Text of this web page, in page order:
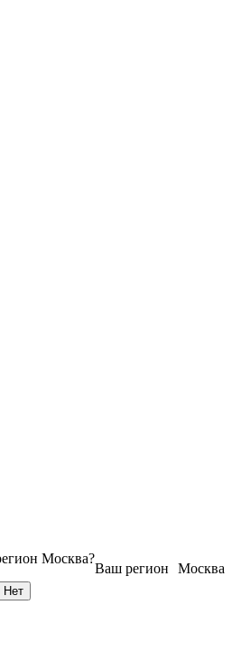
Москва
Ваш регион
Москва?